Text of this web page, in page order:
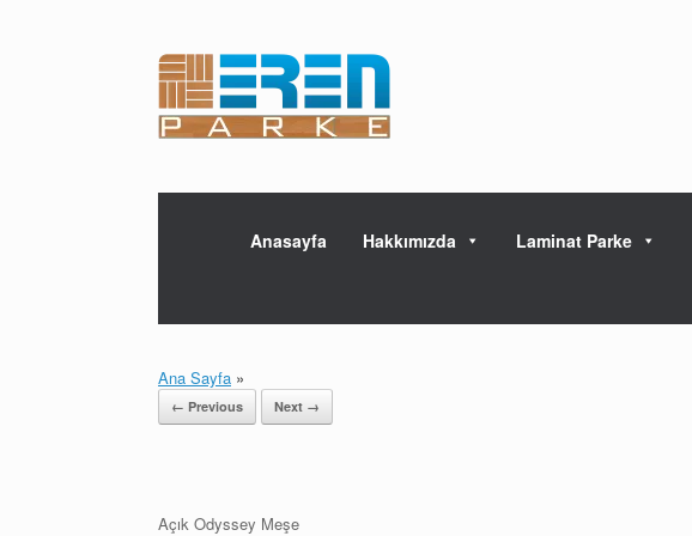
Anasayfa Hakkımızda Laminat Parke
Ana Sayfa »
← Previous Next →
Açık Odyssey Meşe